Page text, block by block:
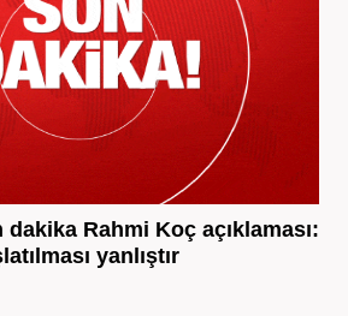
Rahmi Koç açıklaması:
yanlıştır